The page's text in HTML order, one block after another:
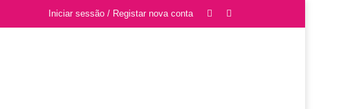
Iniciar sessão / Registar nova conta